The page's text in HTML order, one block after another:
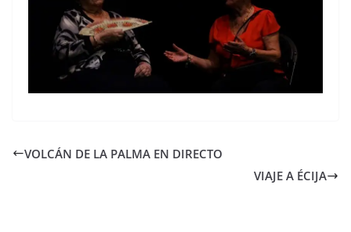
VOLCÁN DE LA PALMA EN DIRECTO
VIAJE A ÉCIJA